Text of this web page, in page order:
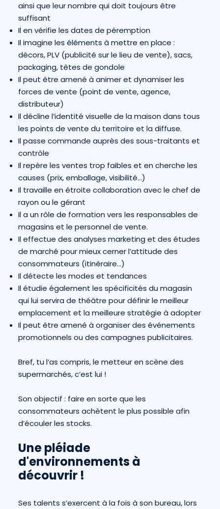
ainsi que leur nombre qui doit toujours être
suffisant
Il en vérifie les dates de péremption
Il imagine les éléments à mettre en place :
décors, PLV (publicité sur le lieu de vente), sacs,
packaging, têtes de gondole
Il peut être amené à animer et dynamiser les
forces de vente (point de vente, agence,
distributeur)
Il décline l’identité visuelle de la maison dans tous
les points de vente du territoire et la diffuse.
Il passe commande auprès des sous-traitants et
contrôle
Il repère les ventes trop faibles et en cherche les
causes (prix, emballage, visibilité…)
Il travaille en étroite collaboration avec le chef de
rayon ou le gérant
Il a un rôle de formation vers les responsables de
magasins et le personnel de vente.
Il effectue des analyses marketing et des études
de marché pour mieux cerner l’attitude des
consommateurs (itinéraire…)
Il détecte les modes et tendances
Il étudie également les spécificités du magasin
qui lui servira de théâtre pour définir le meilleur
emplacement et la meilleure stratégie à adopter
Il peut être amené à organiser des événements
promotionnels ou des campagnes publicitaires.
Bref, tu l’as compris, le metteur en scène des
supermarchés, c’est lui !
Son objectif : faire en sorte que les
consommateurs achètent le plus possible afin
d’écouler les stocks.
Une pléiade
d'environnements à
découvrir !
Ses talents s’exercent à la fois à son bureau, lors